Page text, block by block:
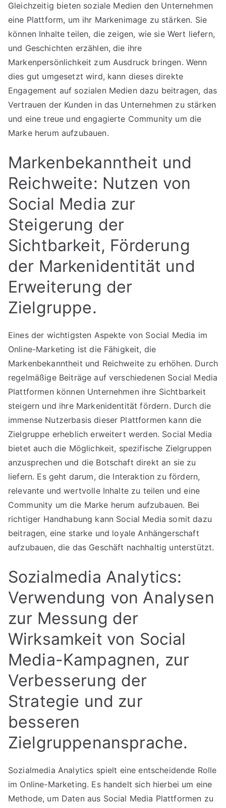
Gleichzeitig bieten soziale Medien den Unternehmen
eine Plattform, um ihr Markenimage zu stärken. Sie
können Inhalte teilen, die zeigen, wie sie Wert liefern,
und Geschichten erzählen, die ihre
Markenpersönlichkeit zum Ausdruck bringen. Wenn
dies gut umgesetzt wird, kann dieses direkte
Engagement auf sozialen Medien dazu beitragen, das
Vertrauen der Kunden in das Unternehmen zu stärken
und eine treue und engagierte Community um die
Marke herum aufzubauen.
Markenbekanntheit und
Reichweite: Nutzen von
Social Media zur
Steigerung der
Sichtbarkeit, Förderung
der Markenidentität und
Erweiterung der
Zielgruppe.
Eines der wichtigsten Aspekte von Social Media im
Online-Marketing ist die Fähigkeit, die
Markenbekanntheit und Reichweite zu erhöhen. Durch
regelmäßige Beiträge auf verschiedenen Social Media
Plattformen können Unternehmen ihre Sichtbarkeit
steigern und ihre Markenidentität fördern. Durch die
immense Nutzerbasis dieser Plattformen kann die
Zielgruppe erheblich erweitert werden. Social Media
bietet auch die Möglichkeit, spezifische Zielgruppen
anzusprechen und die Botschaft direkt an sie zu
liefern. Es geht darum, die Interaktion zu fördern,
relevante und wertvolle Inhalte zu teilen und eine
Community um die Marke herum aufzubauen. Bei
richtiger Handhabung kann Social Media somit dazu
beitragen, eine starke und loyale Anhängerschaft
aufzubauen, die das Geschäft nachhaltig unterstützt.
Sozialmedia Analytics:
Verwendung von Analysen
zur Messung der
Wirksamkeit von Social
Media-Kampagnen, zur
Verbesserung der
Strategie und zur
besseren
Zielgruppenansprache.
Sozialmedia Analytics spielt eine entscheidende Rolle
im Online-Marketing. Es handelt sich hierbei um eine
Methode, um Daten aus Social Media Plattformen zu